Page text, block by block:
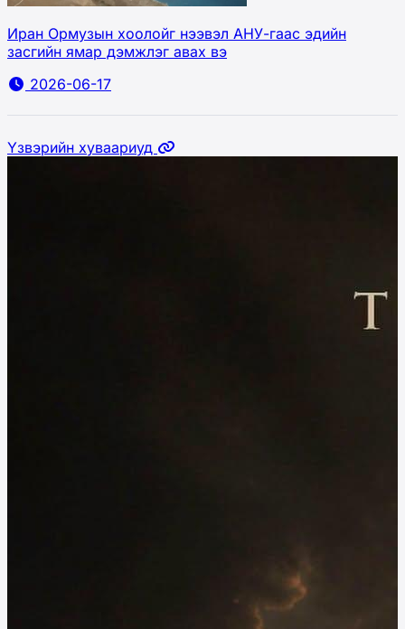
Иран Ормузын хоолойг нээвэл АНУ-гаас эдийн
засгийн ямар дэмжлэг авах вэ
2026-06-17
Үзвэрийн хуваариуд